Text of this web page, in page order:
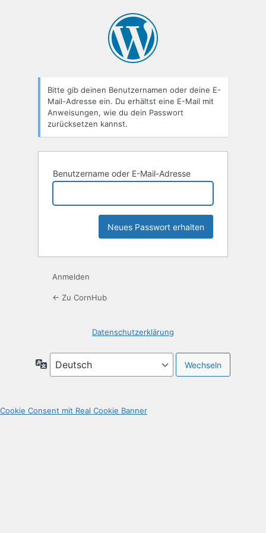
Bitte gib deinen Benutzernamen oder deine E-
Mail-Adresse ein. Du erhältst eine E-Mail mit
Anweisungen, wie du dein Passwort
zurücksetzen kannst.
Benutzername oder E-Mail-Adresse
Anmelden
← Zu CornHub
Datenschutzerklärung
Sprache
Cookie Consent mit Real Cookie Banner